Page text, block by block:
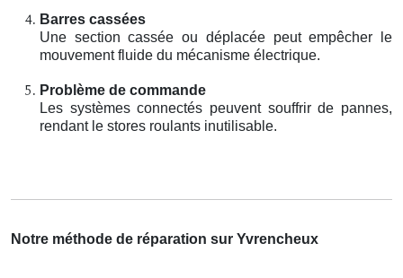
Barres cassées
Une section cassée ou déplacée peut empêcher le
mouvement fluide du mécanisme électrique.
Problème de commande
Les systèmes connectés peuvent souffrir de pannes,
rendant le stores roulants inutilisable.
Notre méthode de réparation sur Yvrencheux